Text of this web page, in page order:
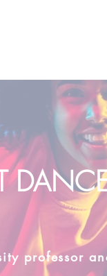
professor